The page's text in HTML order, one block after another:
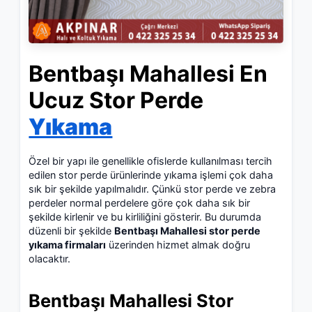
Bentbaşı Mahallesi En
Ucuz Stor Perde
Yıkama
Özel bir yapı ile genellikle ofislerde kullanılması tercih
edilen stor perde ürünlerinde yıkama işlemi çok daha
sık bir şekilde yapılmalıdır. Çünkü stor perde ve zebra
perdeler normal perdelere göre çok daha sık bir
şekilde kirlenir ve bu kirliliğini gösterir. Bu durumda
düzenli bir şekilde Bentbaşı Mahallesi stor perde
yıkama firmaları üzerinden hizmet almak doğru
olacaktır.
Bentbaşı Mahallesi Stor